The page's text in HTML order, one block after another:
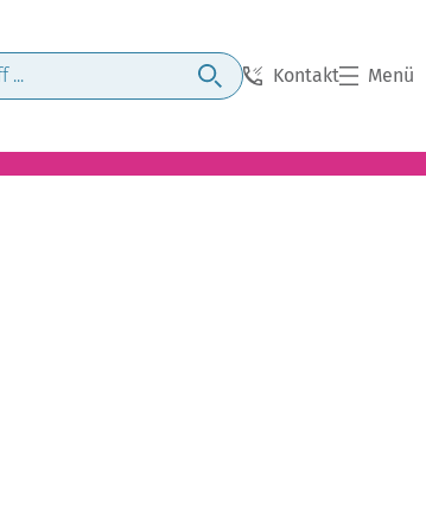
Kontakt Menü